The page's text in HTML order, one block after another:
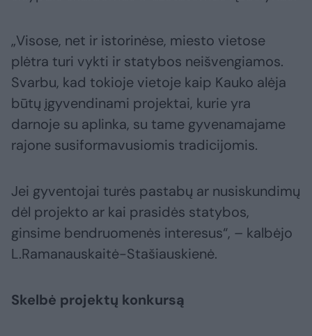
„Visose, net ir istorinėse, miesto vietose
plėtra turi vykti ir statybos neišvengiamos.
Svarbu, kad tokioje vietoje kaip Kauko alėja
būtų įgyvendinami projektai, kurie yra
darnoje su aplinka, su tame gyvenamajame
rajone susiformavusiomis tradicijomis.
Jei gyventojai turės pastabų ar nusiskundimų
dėl projekto ar kai prasidės statybos,
ginsime bendruomenės interesus“, – kalbėjo
L.Ramanauskaitė-Stašiauskienė.
Skelbė projektų konkursą